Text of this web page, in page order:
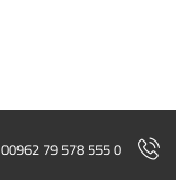
00962 79 578 555 0